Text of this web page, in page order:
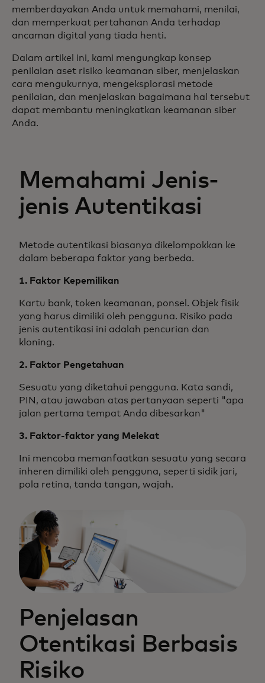
memberdayakan Anda untuk memahami, menilai,
dan memperkuat pertahanan Anda terhadap
ancaman digital yang tiada henti.
Dalam artikel ini, kami mengungkap konsep
penilaian aset risiko keamanan siber, menjelaskan
cara mengukurnya, mengeksplorasi metode
penilaian, dan menjelaskan bagaimana hal tersebut
dapat membantu meningkatkan keamanan siber
Anda.
Memahami Jenis-
jenis Autentikasi
Metode autentikasi biasanya dikelompokkan ke
dalam beberapa faktor yang berbeda.
1. Faktor Kepemilikan
Kartu bank, token keamanan, ponsel. Objek fisik
yang harus dimiliki oleh pengguna. Risiko pada
jenis autentikasi ini adalah pencurian dan
kloning.
2. Faktor Pengetahuan
Sesuatu yang diketahui pengguna. Kata sandi,
PIN, atau jawaban atas pertanyaan seperti "apa
jalan pertama tempat Anda dibesarkan"
3. Faktor-faktor yang Melekat
Ini mencoba memanfaatkan sesuatu yang secara
inheren dimiliki oleh pengguna, seperti sidik jari,
pola retina, tanda tangan, wajah.
Penjelasan
Otentikasi Berbasis
Risiko